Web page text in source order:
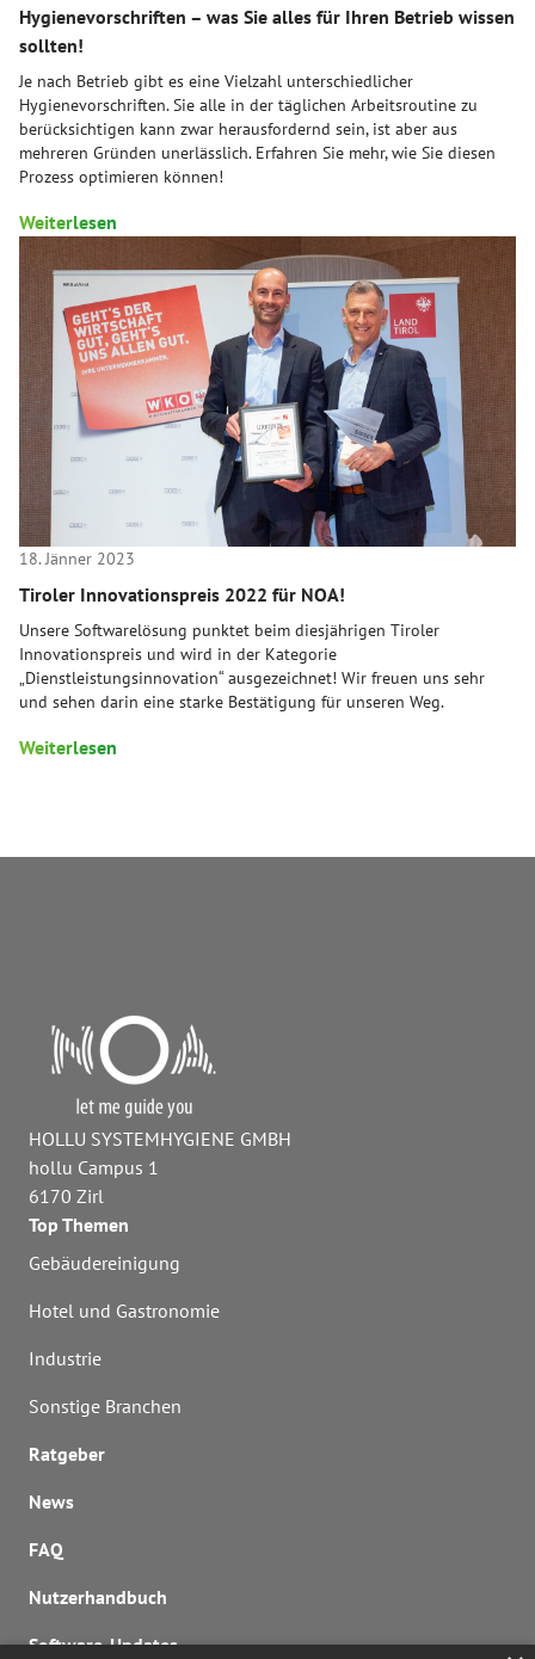
Hygienevorschriften – was Sie alles für Ihren Betrieb wissen
sollten!
Je nach Betrieb gibt es eine Vielzahl unterschiedlicher
Hygienevorschriften. Sie alle in der täglichen Arbeitsroutine zu
berücksichtigen kann zwar herausfordernd sein, ist aber aus
mehreren Gründen unerlässlich. Erfahren Sie mehr, wie Sie diesen
Prozess optimieren können!
Weiterlesen
18. Jänner 2023
Tiroler Innovationspreis 2022 für NOA!
Unsere Softwarelösung punktet beim diesjährigen Tiroler
Innovationspreis und wird in der Kategorie
„Dienstleistungsinnovation“ ausgezeichnet! Wir freuen uns sehr
und sehen darin eine starke Bestätigung für unseren Weg.
Weiterlesen
HOLLU SYSTEMHYGIENE GMBH
hollu Campus 1
6170 Zirl
Top Themen
Gebäudereinigung
Hotel und Gastronomie
Industrie
Sonstige Branchen
Ratgeber
News
FAQ
Nutzerhandbuch
Software-Updates